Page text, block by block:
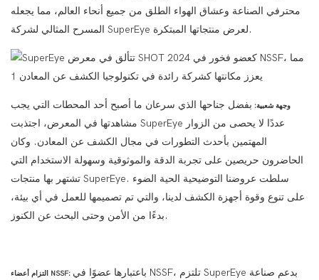
محترفي الصناعة وعشاق الهواء الطلق من جميع أنحاء العالم، مما يجعله
المسرح المثالي لشركة SuperEye لعرض منتجاتها المبتكرة.
وجهة شعبية: بفضل جناحها الذي سرعان ما أصبح أحد المحطات التي يجب
مشاهدتها في المعرض، اجتذبت SuperEye عددًا لا يحصى من الزوار
المهتمين بأحدث التطورات في مجال الكشف عن المعادن. وكان
الحاضرون حريصين على تجربة الدقة والموثوقية وسهولة الاستخدام التي
تشتهر بها منتجات SuperEye. سلطت عروضنا التوضيحية الحية الضوء
على تنوع وقوة أجهزة الكشف لدينا، والتي تم تصميمها للعمل في أي بيئة،
بدءًا من الأمن وحتى البحث عن الكنوز.
التزام أعضاء NSSF: باعتبارها عضوًا في NSSF، تلتزم SuperEye بدعم صناعة